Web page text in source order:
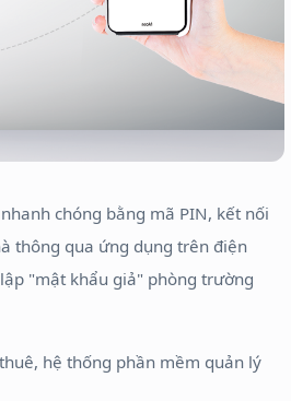
chóng bằng mã PIN, kết nối
thông qua ứng dụng trên điện
"mật khẩu giả" phòng trường
hệ thống phần mềm quản lý